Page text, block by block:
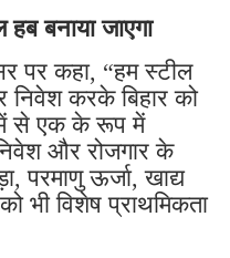
बनाया जाएगा
पर कहा, “हम स्टील
निवेश करके बिहार को
से एक के रूप में
और रोजगार के
परमाणु ऊर्जा, खाद्य
भी विशेष प्राथमिकता